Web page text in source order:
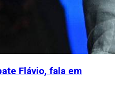
Flávio, fala em